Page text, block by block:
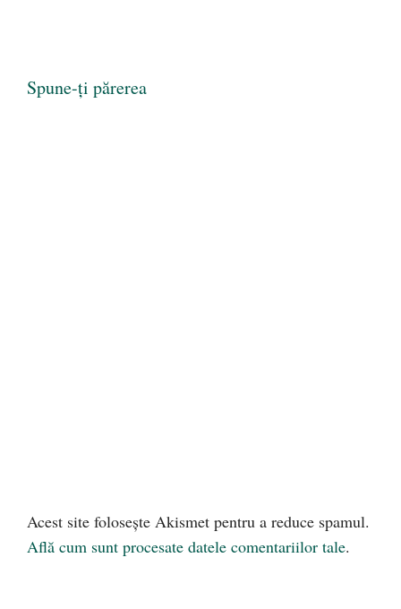
Spune-ți părerea
Acest site folosește Akismet pentru a reduce spamul.
Află cum sunt procesate datele comentariilor tale.